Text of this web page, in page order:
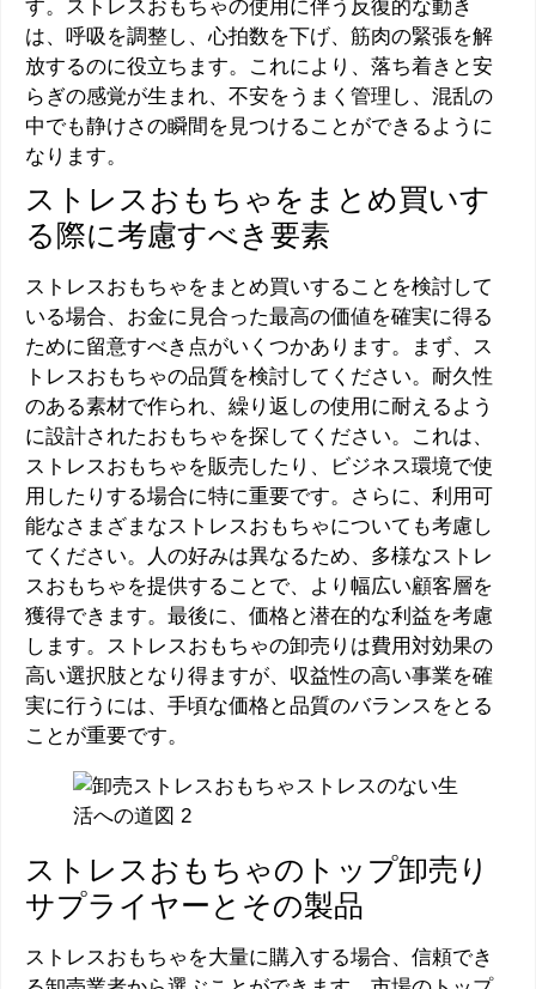
す。ストレスおもちゃの使用に伴う反復的な動き
は、呼吸を調整し、心拍数を下げ、筋肉の緊張を解
放するのに役立ちます。これにより、落ち着きと安
らぎの感覚が生まれ、不安をうまく管理し、混乱の
中でも静けさの瞬間を見つけることができるように
なります。
ストレスおもちゃをまとめ買いす
る際に考慮すべき要素
ストレスおもちゃをまとめ買いすることを検討して
いる場合、お金に見合った最高の価値を確実に得る
ために留意すべき点がいくつかあります。まず、ス
トレスおもちゃの品質を検討してください。耐久性
のある素材で作られ、繰り返しの使用に耐えるよう
に設計されたおもちゃを探してください。これは、
ストレスおもちゃを販売したり、ビジネス環境で使
用したりする場合に特に重要です。さらに、利用可
能なさまざまなストレスおもちゃについても考慮し
てください。人の好みは異なるため、多様なストレ
スおもちゃを提供することで、より幅広い顧客層を
獲得できます。最後に、価格と潜在的な利益を考慮
します。ストレスおもちゃの卸売りは費用対効果の
高い選択肢となり得ますが、収益性の高い事業を確
実に行うには、手頃な価格と品質のバランスをとる
ことが重要です。
ストレスおもちゃのトップ卸売り
サプライヤーとその製品
ストレスおもちゃを大量に購入する場合、信頼でき